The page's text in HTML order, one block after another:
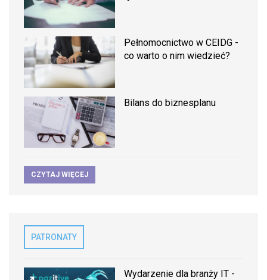
Pełnomocnictwo w CEIDG -
co warto o nim wiedzieć?
Bilans do biznesplanu
CZYTAJ WIĘCEJ
PATRONATY
Wydarzenie dla branży IT -